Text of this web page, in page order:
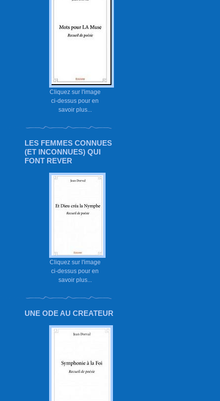
Cliquez sur l'image
ci-dessus pour en
savoir plus...
LES FEMMES CONNUES
(ET INCONNUES) QUI
FONT REVER
Cliquez sur l'image
ci-dessus pour en
savoir plus...
UNE ODE AU CREATEUR